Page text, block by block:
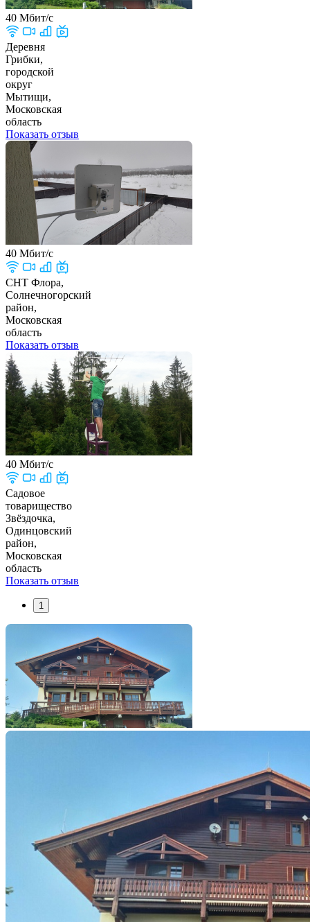
40 Мбит/с
Деревня
Грибки,
городской
округ
Мытищи,
Московская
область
Показать отзыв
40 Мбит/с
СНТ Флора,
Солнечногорский
район,
Московская
область
Показать отзыв
40 Мбит/с
Садовое
товарищество
Звёздочка,
Одинцовский
район,
Московская
область
Показать отзыв
1